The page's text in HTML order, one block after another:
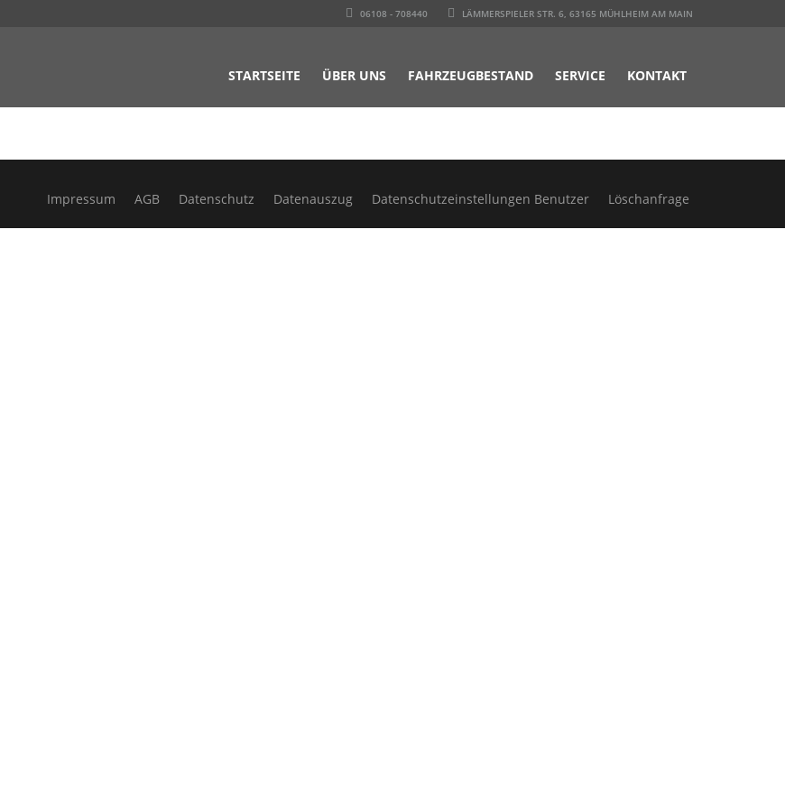
06108 - 708440 LÄMMERSPIELER STR. 6, 63165 MÜHLHEIM AM MAIN
STARTSEITE ÜBER UNS FAHRZEUGBESTAND SERVICE KONTAKT
Impressum AGB Datenschutz Datenauszug Datenschutzeinstellungen Benutzer Löschanfrage